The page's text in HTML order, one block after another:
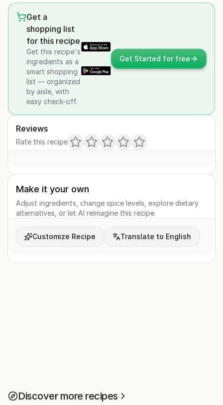
Get a
shopping list
for this recipe
Get this recipe's
ingredients as a
smart shopping
list — organized
by aisle, with
easy check-off.
Get Started for free
Reviews
Rate this recipe
Make it your own
Adjust ingredients, change spice levels, explore dietary
alternatives, or let AI reimagine this recipe.
Customize Recipe Translate to English
Discover more recipes